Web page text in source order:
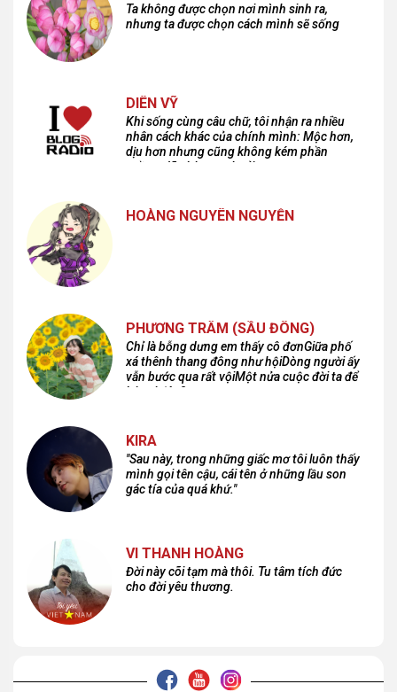
Ta không được chọn nơi mình sinh ra,
nhưng ta được chọn cách mình sẽ sống
DIÊN VỸ
Khi sống cùng câu chữ, tôi nhận ra nhiều
nhân cách khác của chính mình: Mộc hơn,
dịu hơn nhưng cũng không kém phần
cuồng dã và hoang hoải...
HOÀNG NGUYÊN NGUYỄN
PHƯƠNG TRÂM (SẦU ĐÔNG)
Chỉ là bỗng dưng em thấy cô đơnGiữa phố
xá thênh thang đông như hộiDòng người ấy
vẫn bước qua rất vộiMột nửa cuộc đời ta để
lại nơi đâu?
KIRA
"Sau này, trong những giấc mơ tôi luôn thấy
mình gọi tên cậu, cái tên ở những lầu son
gác tía của quá khứ."
VI THANH HOÀNG
Đời này cõi tạm mà thôi. Tu tâm tích đức
cho đời yêu thương.